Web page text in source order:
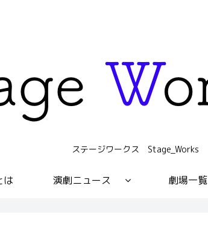
ステージワークス Stage_Works
は 演劇ニュース 劇場一覧